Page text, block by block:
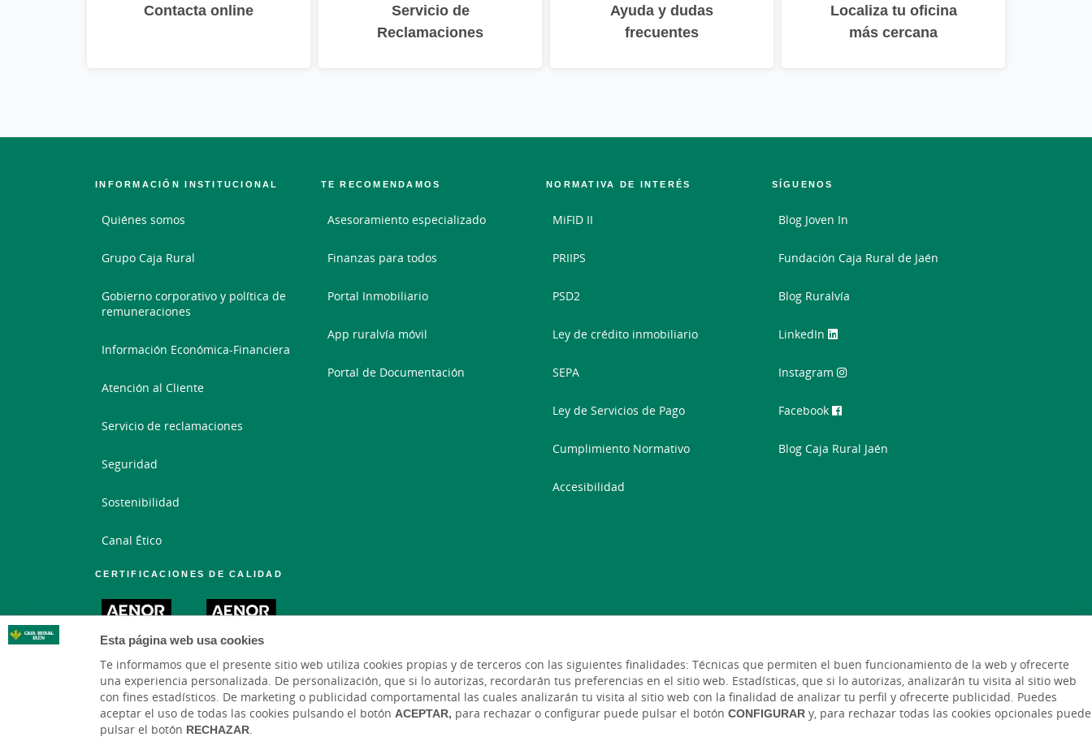
Esta página web usa cookies
Te informamos que el presente sitio web utiliza cookies propias y de terceros con las siguientes finalidades: Técnicas que permiten el buen funcionamiento de la web y ofrecerte
una experiencia personalizada. De personalización, que si lo autorizas, recordarán tus preferencias en el sitio web. Estadísticas, que si lo autorizas, analizarán tu visita al sitio web
con fines estadísticos. De marketing o publicidad comportamental las cuales analizarán tu visita al sitio web con la finalidad de analizar tu perfil y ofrecerte publicidad. Puedes
aceptar el uso de todas las cookies pulsando el botón ACEPTAR, para rechazar o configurar puede pulsar el botón CONFIGURAR y, para rechazar todas las cookies opcionales puede
pulsar el botón RECHAZAR.
Contacta online
Servicio de
Reclamaciones
Ayuda y dudas
frecuentes
Localiza tu oficina
más cercana
INFORMACIÓN INSTITUCIONAL
Quiénes somos
Grupo Caja Rural
Gobierno corporativo y política de
remuneraciones
Información Económica-Financiera
Atención al Cliente
Servicio de reclamaciones
Seguridad
Sostenibilidad
Canal Ético
CERTIFICACIONES DE CALIDAD
TE RECOMENDAMOS
Asesoramiento especializado
Finanzas para todos
Portal Inmobiliario
App ruralvía móvil
Portal de Documentación
NORMATIVA DE INTERÉS
MiFID II
PRIIPS
PSD2
Ley de crédito inmobiliario
SEPA
Ley de Servicios de Pago
Cumplimiento Normativo
Accesibilidad
SÍGUENOS
Blog Joven In
Fundación Caja Rural de Jaén
Blog Ruralvía
LinkedIn
Instagram
Facebook
Blog Caja Rural Jaén